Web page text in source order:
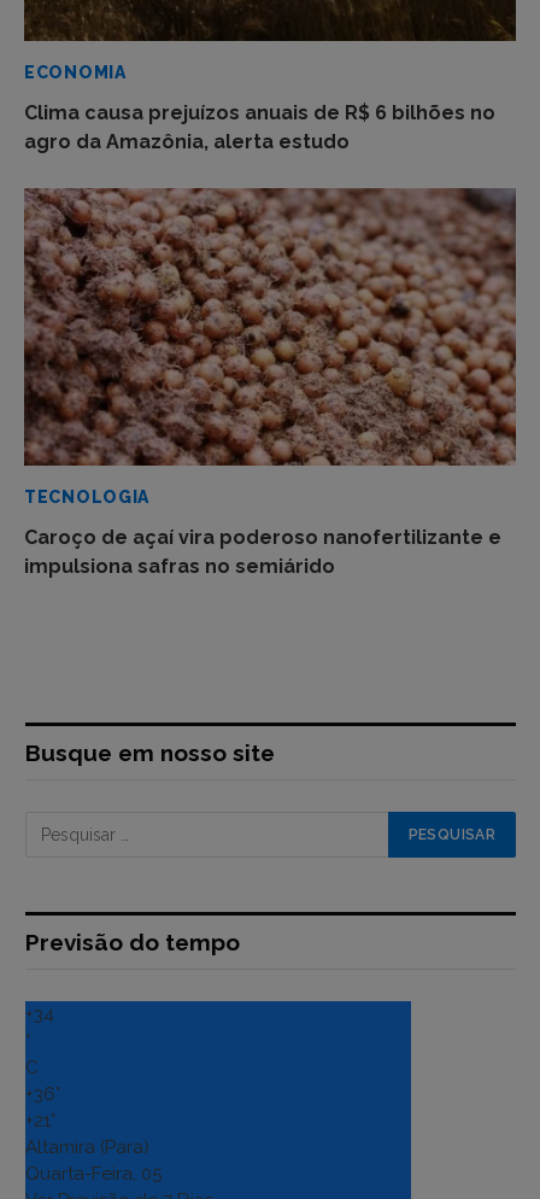
ECONOMIA
Clima causa prejuízos anuais de R$ 6 bilhões no
agro da Amazônia, alerta estudo
TECNOLOGIA
Caroço de açaí vira poderoso nanofertilizante e
impulsiona safras no semiárido
Busque em nosso site
Previsão do tempo
+34
°
C
+36°
+21°
Altamira (Para)
Quarta-Feira, 05